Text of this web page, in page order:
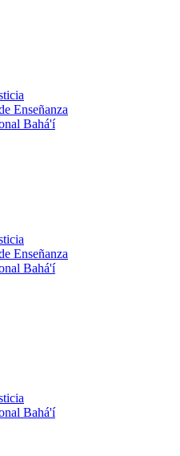
Enseñanza
Bahá'í
Enseñanza
Bahá'í
Bahá'í